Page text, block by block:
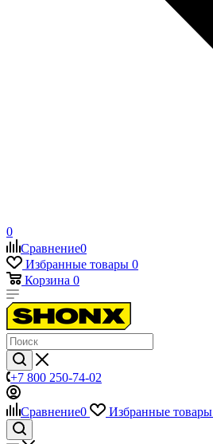
0
Сравнение0
Избранные товары 0
Корзина 0
+7 800 250-74-02
Сравнение0 Избранные товары